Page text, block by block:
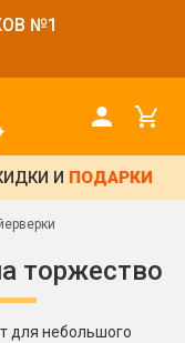
№1
И ПОДАРКИ
торжество
для небольшого